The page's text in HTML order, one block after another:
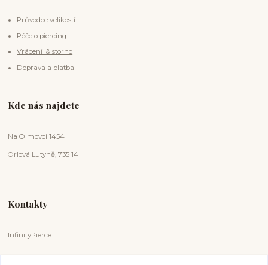
Průvodce velikostí
Péče o piercing
Vrácení & storno
Doprava a platba
Kde nás najdete
Na Olmovci 1454
Orlová Lutyně, 735 14
Kontakty
InfinityPierce